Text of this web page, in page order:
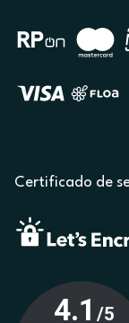
Certificado de